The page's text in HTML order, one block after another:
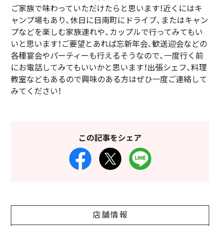
ご家族で味わっていただけたらと思います！近くにはキ
ャンプ場もあり、休日に日南町にドライブ、またはキャン
プなどを楽しむ家族連れや、カップルで行ってみてもい
いと思います！ご要望とあれば忘新年会、歓送迎会などの
各種宴会やパーティーも行えるそうなので、一度行く前
にお電話してみてもいいかと思います！出張シェフ、料理
教室などもあるので興味のある方はぜひ一度ご連絡して
みてください！
この記事をシェア
店舗情報